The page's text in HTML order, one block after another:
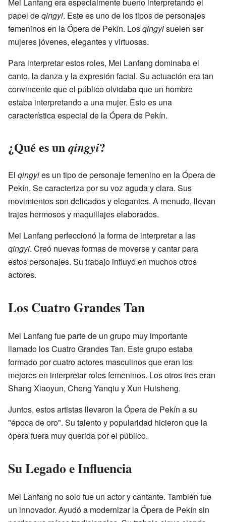
Mei Lanfang era especialmente bueno interpretando el
papel deqingyi. Este es uno de los tipos de personajes
femeninos en la Ópera de Pekín. Losqingyisuelen ser
mujeres jóvenes, elegantes y virtuosas.
Para interpretar estos roles, Mei Lanfang dominaba el
canto, la danza y la expresión facial. Su actuación era tan
convincente que el público olvidaba que un hombre
estaba interpretando a una mujer. Esto es una
característica especial de la Ópera de Pekín.
¿Qué es unqingyi?
El qingyies un tipo de personaje femenino en la Ópera de
Pekín. Se caracteriza por su voz aguda y clara. Sus
movimientos son delicados y elegantes. A menudo, llevan
trajes hermosos y maquillajes elaborados.
Mei Lanfang perfeccionó la forma de interpretar a las
qingyi. Creó nuevas formas de moverse y cantar para
estos personajes. Su trabajo influyó en muchos otros
actores.
Los Cuatro Grandes Tan
Mei Lanfang fue parte de un grupo muy importante
llamado los Cuatro Grandes Tan. Este grupo estaba
formado por cuatro actores masculinos que eran los
mejores en interpretar roles femeninos. Los otros tres eran
Shang Xiaoyun, Cheng Yanqiu y Xun Huisheng.
Juntos, estos artistas llevaron la Ópera de Pekín a su
"época de oro". Su talento y popularidad hicieron que la
ópera fuera muy querida por el público.
Su Legado e Influencia
Mei Lanfang no solo fue un actor y cantante. También fue
un innovador. Ayudó a modernizar la Ópera de Pekín sin